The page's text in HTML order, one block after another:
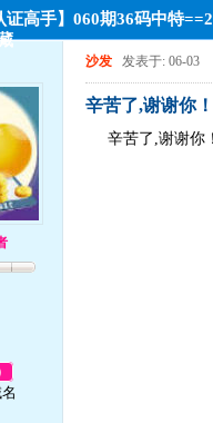
证高手】060期36码中特
沙发 发表于: 06-03
辛苦了,谢谢你
辛苦了,谢谢你